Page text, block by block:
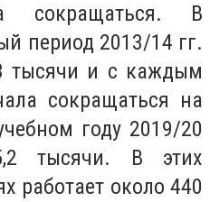
сокращаться. В
период 2013/14 гг.
тысячи и с каждым
сокращаться на
году 2019/20
тысячи. В этих
работает около 440